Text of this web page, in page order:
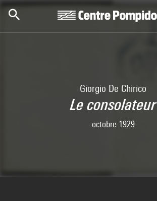
Centre Pompidou
Giorgio De Chirico
Le consolateur
octobre 1929